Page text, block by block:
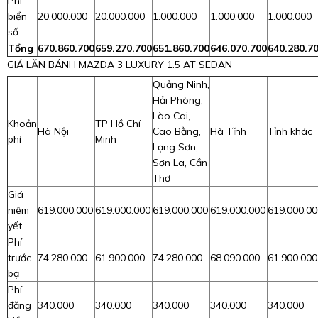
biển
số
20.000.000 20.000.000 1.000.000 1.000.000 1.000.000
Tổng 670.860.700659.270.700651.860.700646.070.700
GIÁ LĂN BÁNH MAZDA 3 LUXURY 1.5 AT SEDAN
Khoản
phí
Hà Nội
TP Hồ Chí
Minh
Quảng Ninh,
Hải Phòng,
Lào Cai,
Cao Bằng,
Lạng Sơn,
Sơn La, Cần
Thơ
Hà Tĩnh Tỉnh khác
Giá
niêm
yết
619.000.000619.000.000619.000.000619.000.000
Phí
trước
bạ
74.280.000 61.900.000 74.280.000 68.090.000 61.900.000
Phí
đăng 340.000 340.000 340.000 340.000 340.000